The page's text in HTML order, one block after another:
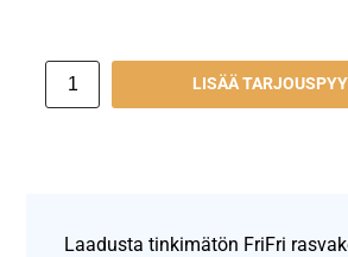
LISÄÄ
Laadusta tinkimätön FriFri